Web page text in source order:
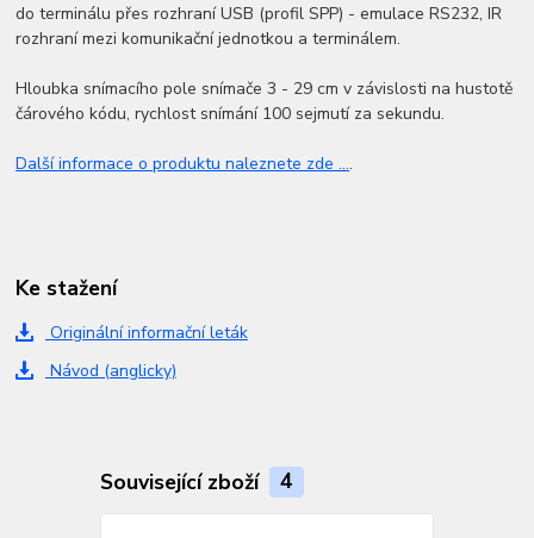
do terminálu přes rozhraní USB (profil SPP) - emulace RS232, IR
rozhraní mezi komunikační jednotkou a terminálem.
Hloubka snímacího pole snímače 3 - 29 cm v závislosti na hustotě
čárového kódu, rychlost snímání 100 sejmutí za sekundu.
Další informace o produktu naleznete zde ....
Ke stažení
Originální informační leták
Návod (anglicky)
Související zboží 4